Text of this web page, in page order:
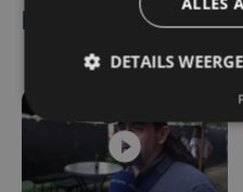
DETAILS